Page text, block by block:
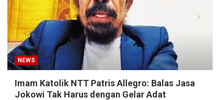
NEWS
Imam Katolik NTT Patris Allegro: Balas Jasa
Jokowi Tak Harus dengan Gelar Adat